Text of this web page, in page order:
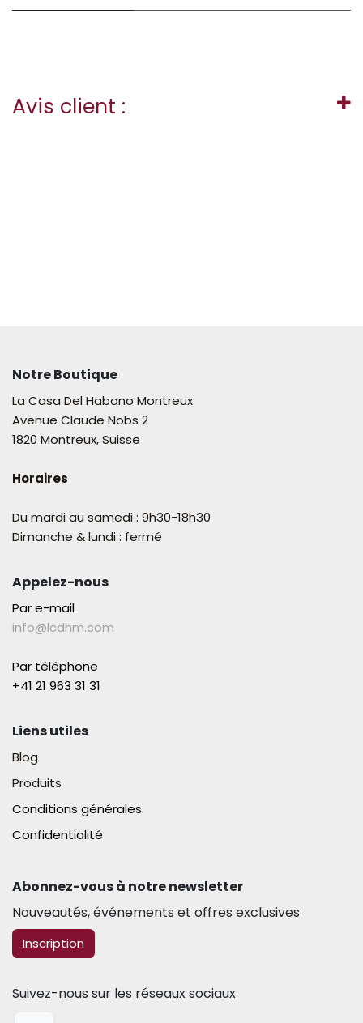
Avis client :
Notre Boutique
La Casa Del Habano Montreux
Avenue Claude Nobs 2
1820 Montreux, Suisse
Horaires
Du mardi au samedi : 9h30-18h30
Dimanche & lundi : fermé
Appelez-nous
Par e-mail
info@lcdhm.com
Par téléphone
+41 21 963 31 31​
Liens utiles
Blog
Produits
Conditions générales
Confidentialité
Abonnez-vous à notre newsletter​
Nouveautés, événements et offres exclusives
​​​​Inscription
Suivez-nous sur les réseaux sociaux